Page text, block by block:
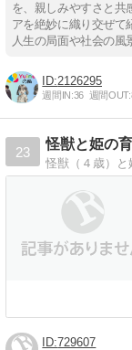
を、親しみやすさと共
アを絶妙に織り交ぜて
人生の局面や社会の風
2126295
週間IN:36 週間OUT:
23
怪獣と姫の
怪獣（４歳）と
729607